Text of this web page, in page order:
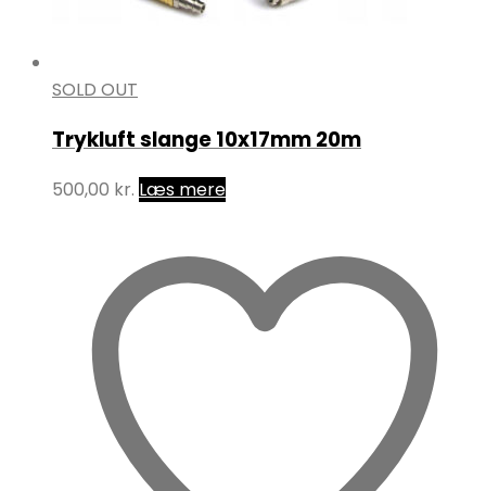
SOLD OUT
Trykluft slange 10x17mm 20m
500,00 kr. Læs mere